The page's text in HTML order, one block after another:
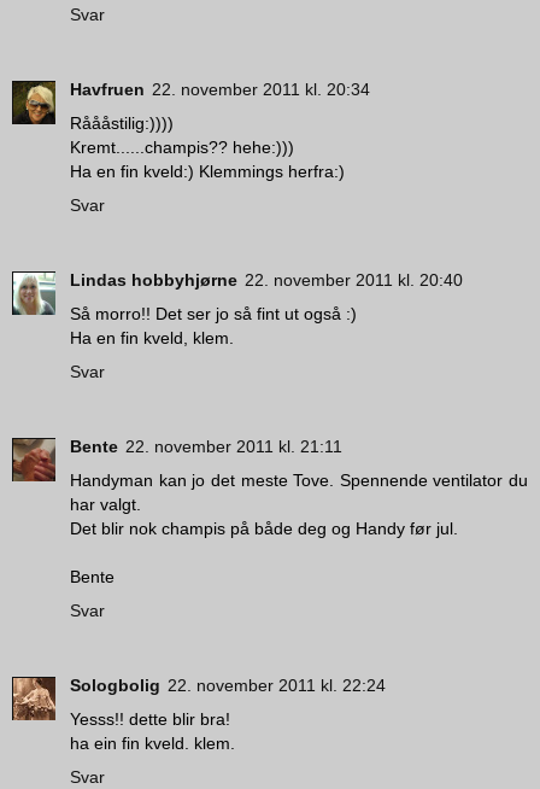
Svar
Havfruen 22. november 2011 kl. 20:34
Råååstilig:))))
Kremt......champis?? hehe:)))
Ha en fin kveld:) Klemmings herfra:)
Svar
Lindas hobbyhjørne 22. november 2011 kl. 20:40
Så morro!! Det ser jo så fint ut også :)
Ha en fin kveld, klem.
Svar
Bente 22. november 2011 kl. 21:11
Handyman kan jo det meste Tove. Spennende ventilator du
har valgt.
Det blir nok champis på både deg og Handy før jul.
Bente
Svar
Sologbolig 22. november 2011 kl. 22:24
Yesss!! dette blir bra!
ha ein fin kveld. klem.
Svar